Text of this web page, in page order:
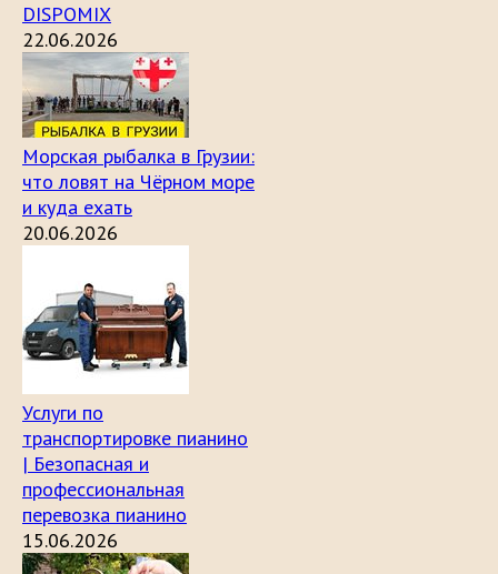
DISPOMIX
22.06.2026
Морская рыбалка в Грузии:
что ловят на Чёрном море
и куда ехать
20.06.2026
Услуги по
транспортировке пианино
| Безопасная и
профессиональная
перевозка пианино
15.06.2026